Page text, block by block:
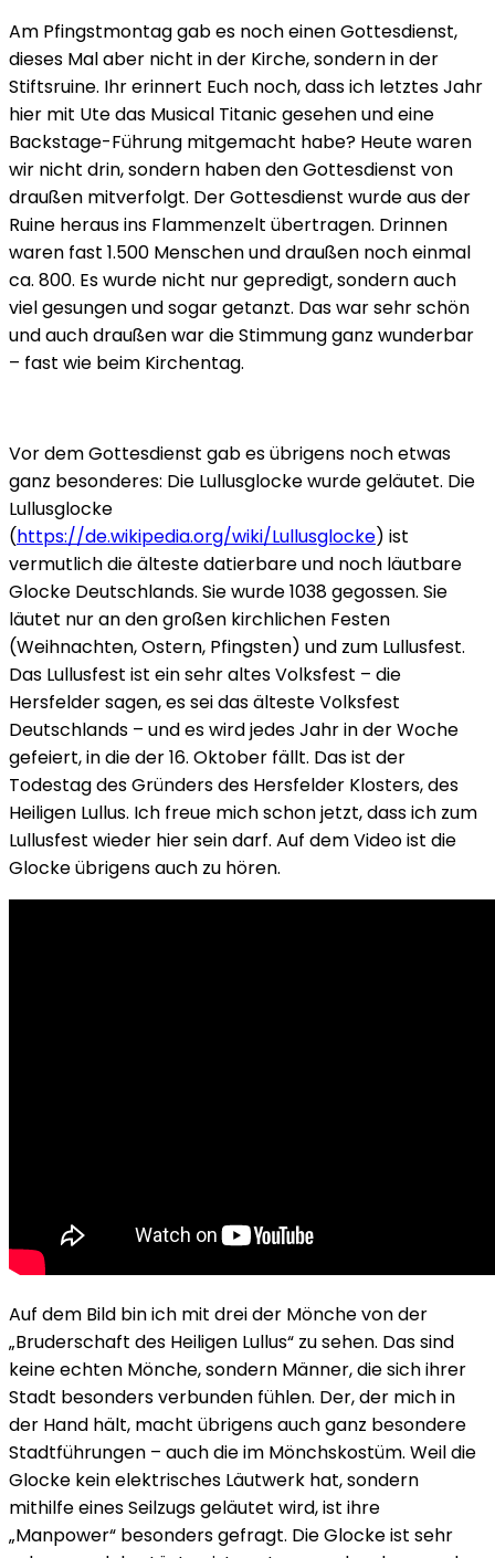
Am Pfingstmontag gab es noch einen Gottesdienst,
dieses Mal aber nicht in der Kirche, sondern in der
Stiftsruine. Ihr erinnert Euch noch, dass ich letztes Jahr
hier mit Ute das Musical Titanic gesehen und eine
Backstage-Führung mitgemacht habe? Heute waren
wir nicht drin, sondern haben den Gottesdienst von
draußen mitverfolgt. Der Gottesdienst wurde aus der
Ruine heraus ins Flammenzelt übertragen. Drinnen
waren fast 1.500 Menschen und draußen noch einmal
ca. 800. Es wurde nicht nur gepredigt, sondern auch
viel gesungen und sogar getanzt. Das war sehr schön
und auch draußen war die Stimmung ganz wunderbar
– fast wie beim Kirchentag.
Vor dem Gottesdienst gab es übrigens noch etwas
ganz besonderes: Die Lullusglocke wurde geläutet. Die
Lullusglocke
(https://de.wikipedia.org/wiki/Lullusglocke) ist
vermutlich die älteste datierbare und noch läutbare
Glocke Deutschlands. Sie wurde 1038 gegossen. Sie
läutet nur an den großen kirchlichen Festen
(Weihnachten, Ostern, Pfingsten) und zum Lullusfest.
Das Lullusfest ist ein sehr altes Volksfest – die
Hersfelder sagen, es sei das älteste Volksfest
Deutschlands – und es wird jedes Jahr in der Woche
gefeiert, in die der 16. Oktober fällt. Das ist der
Todestag des Gründers des Hersfelder Klosters, des
Heiligen Lullus. Ich freue mich schon jetzt, dass ich zum
Lullusfest wieder hier sein darf. Auf dem Video ist die
Glocke übrigens auch zu hören.
Auf dem Bild bin ich mit drei der Mönche von der
„Bruderschaft des Heiligen Lullus“ zu sehen. Das sind
keine echten Mönche, sondern Männer, die sich ihrer
Stadt besonders verbunden fühlen. Der, der mich in
der Hand hält, macht übrigens auch ganz besondere
Stadtführungen – auch die im Mönchskostüm. Weil die
Glocke kein elektrisches Läutwerk hat, sondern
mithilfe eines Seilzugs geläutet wird, ist ihre
„Manpower“ besonders gefragt. Die Glocke ist sehr